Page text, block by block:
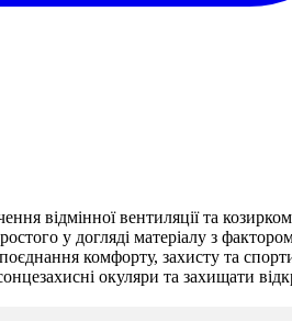
відмінної вентиляції та
у догляді матеріалу з
комфорту, захисту та
окуляри та захищати